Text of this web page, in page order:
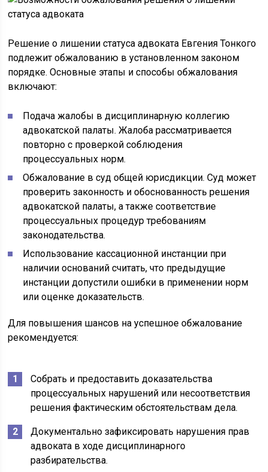
Решение о лишении статуса адвоката Евгения Тонкого
подлежит обжалованию в установленном законом
порядке. Основные этапы и способы обжалования
включают:
Подача жалобы в дисциплинарную коллегию
адвокатской палаты. Жалоба рассматривается
повторно с проверкой соблюдения
процессуальных норм.
Обжалование в суд общей юрисдикции. Суд может
проверить законность и обоснованность решения
адвокатской палаты, а также соответствие
процессуальных процедур требованиям
законодательства.
Использование кассационной инстанции при
наличии оснований считать, что предыдущие
инстанции допустили ошибки в применении норм
или оценке доказательств.
Для повышения шансов на успешное обжалование
рекомендуется:
Собрать и предоставить доказательства
процессуальных нарушений или несоответствия
решения фактическим обстоятельствам дела.
Документально зафиксировать нарушения прав
адвоката в ходе дисциплинарного
разбирательства.